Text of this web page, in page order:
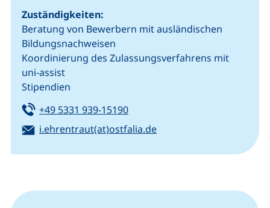
Zuständigkeiten:
Beratung von Bewerbern mit ausländischen
Bildungsnachweisen
Koordinierung des Zulassungsverfahrens mit
uni-assist
Stipendien
Tel:
+49 5331 939-15190(startet einen Telefonanruf,
E-Mail:
i.ehrentraut(at)ostfalia.de(öffnet Ihr E-Mail-